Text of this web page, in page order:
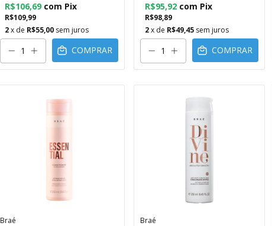
R$109,99
R$106,69 com Pix
2x de R$55,00 sem juros
COMPRAR
R$98,89
R$95,92 com Pix
2x de R$49,45 sem juros
COMPRAR
Braé Braé